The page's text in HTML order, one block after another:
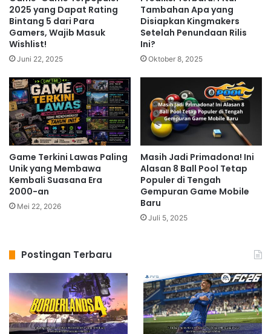
2025 yang Dapat Rating
Bintang 5 dari Para
Gamers, Wajib Masuk
Wishlist!
Juni 22, 2025
Tambahan Apa yang
Disiapkan Kingmakers
Setelah Penundaan Rilis
Ini?
Oktober 8, 2025
Game Terkini Lawas Paling
Unik yang Membawa
Kembali Suasana Era
2000-an
Mei 22, 2026
Masih Jadi Primadona! Ini
Alasan 8 Ball Pool Tetap
Populer di Tengah
Gempuran Game Mobile
Baru
Juli 5, 2025
Postingan Terbaru